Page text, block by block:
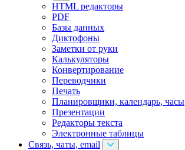
HTML редакторы
PDF
Базы данных
Диктофоны
Заметки от руки
Калькуляторы
Конвертирование
Переводчики
Печать
Планировщики, календарь, часы
Презентации
Редакторы текста
Электронные таблицы
Связь, чаты, email